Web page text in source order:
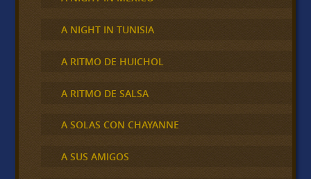
A NIGHT IN TUNISIA
A RITMO DE HUICHOL
A RITMO DE SALSA
A SOLAS CON CHAYANNE
A SUS AMIGOS